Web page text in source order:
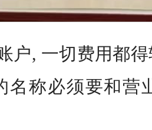
户, 一切费用都
名称必须要和营